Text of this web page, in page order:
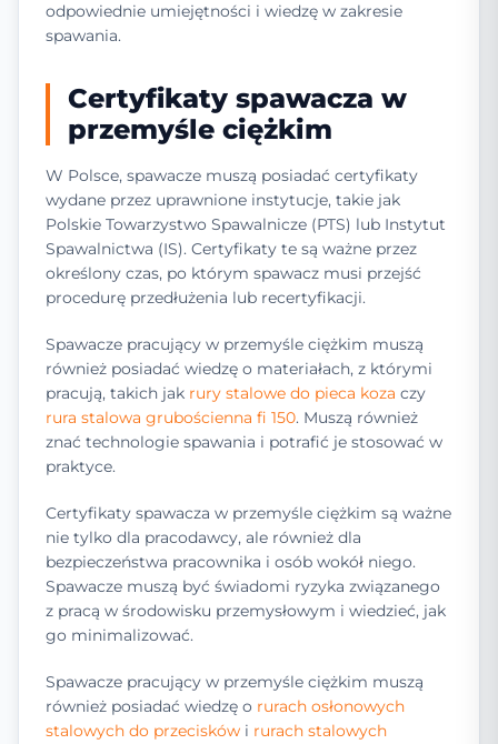
odpowiednie umiejętności i wiedzę w zakresie
spawania.
Certyfikaty spawacza w
przemyśle ciężkim
W Polsce, spawacze muszą posiadać certyfikaty
wydane przez uprawnione instytucje, takie jak
Polskie Towarzystwo Spawalnicze (PTS) lub Instytut
Spawalnictwa (IS). Certyfikaty te są ważne przez
określony czas, po którym spawacz musi przejść
procedurę przedłużenia lub recertyfikacji.
Spawacze pracujący w przemyśle ciężkim muszą
również posiadać wiedzę o materiałach, z którymi
pracują, takich jak rury stalowe do pieca koza czy
rura stalowa grubościenna fi 150. Muszą również
znać technologie spawania i potrafić je stosować w
praktyce.
Certyfikaty spawacza w przemyśle ciężkim są ważne
nie tylko dla pracodawcy, ale również dla
bezpieczeństwa pracownika i osób wokół niego.
Spawacze muszą być świadomi ryzyka związanego
z pracą w środowisku przemysłowym i wiedzieć, jak
go minimalizować.
Spawacze pracujący w przemyśle ciężkim muszą
również posiadać wiedzę o rurach osłonowych
stalowych do przecisków i rurach stalowych